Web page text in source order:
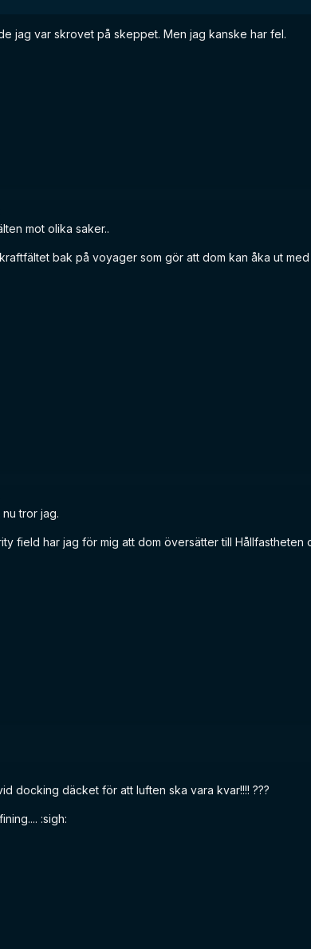
jag var skrovet på skeppet. Men jag kanske har fel.
mot olika saker..
bak på voyager som gör att dom kan åka ut med
tror jag.
field har jag för mig att dom översätter till Hållfastheten
docking däcket för att luften ska vara kvar!!!! ???
:sigh: